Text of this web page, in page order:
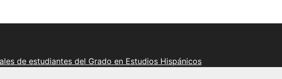
de estudiantes del Grado en Estudios Hispánicos